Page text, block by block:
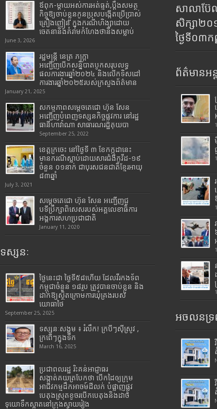
ឪពុក-ម្ដាយអស់ការអត់ធ្មត់,ប្ដឹងសមត្ថ
កិច្ចឱ្យចាប់ខ្លួនកូនប្រុសបង្កើតប្រើប្រាស់
គ្រឿងញៀន ក្នុងករណីហិង្សាដោយ
ចេតនានិងគំរាមកំហែងថានឹងសម្លាប់
June 3, 2026
រដ្ឋមន្រ្តី​ នេត្រ​ ភក្ត្រា​
អញ្ជើញបើកសន្និបាតបូកសរុបលទ្ធ
ផលការងារឆ្នាំ២០២៤ និងលើកទិសដៅ
ការងារឆ្នាំ២០២៥របស់​ក្រសួង​ព័ត៌មាន​
January 21, 2025
សកម្មភាពសម្តេចតេជោ ហ៊ុន សែន
អញ្ជើញបំពេញទស្សនកិច្ចផ្លូវការ នៅរដ្ឋ
ធានីហាវ៉ាណា សាធារណរដ្ឋគុយបា
September 25, 2022
ខេត្តក្រចេះ នៅថ្ងៃទី ៣ ខែកក្កដានេះ
មានករណីស្លាប់ដោយសារជំងឺកូវីដ-១៩
ចំនួន ០១នាក់ ជាបុរសជនជាតិខ្មែរអាយុ
៨៣ឆ្នាំ
July 3, 2021
សម្តេចតេជោ ហ៊ុន សែន អញ្ជើញជួ
បទីប្រឹក្សាពិសេសរបស់អគ្គលេខាធិការ
អង្គការសហប្រជាជាតិ
January 11, 2020
ទស្សនៈ
ថ្ងៃនេះជា ថ្ងៃទី៥៨ហើយ ដែលវីរកងទ័ព
កម្ពុជាចំនួន ១៨រូប ត្រូវបានចាប់ខ្លួន និង
ដាក់ឱ្យស្ថិតក្រោមការឃុំគ្រងរបស់
យោធាថៃ
September 25, 2025
ទស្សនៈសង្គម ៖ រំលឹក! ក្របីៗស៊ីស្រូវ ,
ក្រពើៗក្នុងទឹក
March 16, 2025
ប្រជាពលរដ្ឋ រិះគន់អាជ្ញាធរ
សង្កាត់គយត្របែកថា បើកដៃឲ្យក្រុម
អាជីវកម្មដឹកអាចម៍ដីលក់ បំផ្លាញផ្លូវ
បេតុងស្រុតខូចរបើកបេតុងនិងដាច់
ទុយោទឹកស្អាតនៅក្រុងស្វាយរៀង
សាលាប៊ែ
សិក្សា២
ថ្ងៃទី០៣
ព័ត៌មានអន្
អចលនទ្រ